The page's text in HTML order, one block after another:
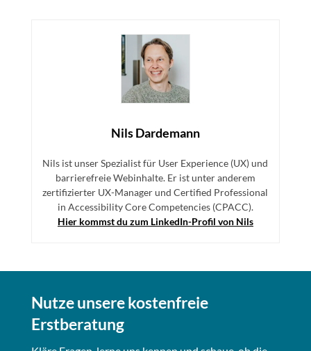
Nils Dardemann
Nils ist unser Spezialist für User Experience (UX) und
barrierefreie Webinhalte. Er ist unter anderem
zertifizierter UX-Manager und Certified Professional
in Accessibility Core Competencies (CPACC).
Hier kommst du zum LinkedIn-Profil von Nils
Nutze unsere kostenfreie
Erstberatung